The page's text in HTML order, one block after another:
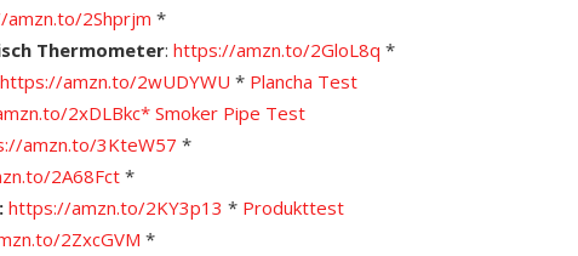
2Shprjm *
Thermometer: https://amzn.to/2GloL8q *
https://amzn.to/2wUDYWU * Plancha Test
2xDLBkc* Smoker Pipe Test
amzn.to/3KteW57 *
2A68Fct *
https://amzn.to/2KY3p13 * Produkttest
2ZxcGVM *